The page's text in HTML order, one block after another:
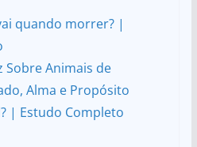
quando morrer? |
Sobre Animais de
Alma e Propósito
| Estudo Completo